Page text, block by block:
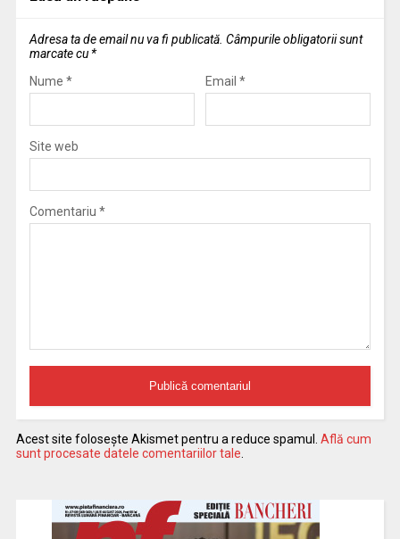
Adresa ta de email nu va fi publicată. Câmpurile obligatorii sunt
marcate cu *
Nume * Email *
Site web
Comentariu *
Acest site folosește Akismet pentru a reduce spamul. Află cum
sunt procesate datele comentariilor tale.